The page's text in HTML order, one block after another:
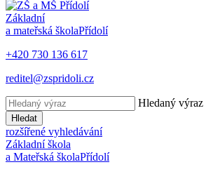
Základní
a mateřská školaPřídolí
+420 730 136 617
reditel@zspridoli.cz
Hledaný výraz
Hledat
rozšířené vyhledávání
Základní škola
a Mateřská školaPřídolí